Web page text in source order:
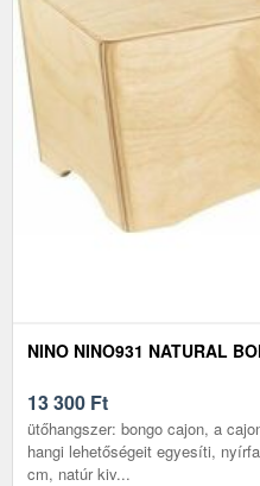
NINO NINO931 NATURAL
13 300 Ft
ütőhangszer: bongo cajon, a
hangi lehetőségeit egyesíti,
cm, natúr kiv...